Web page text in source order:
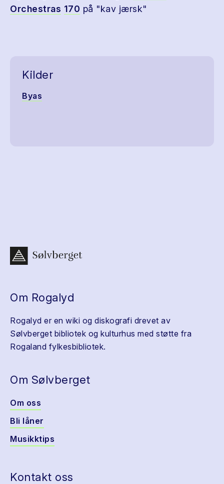
Orchestras 170 på "kav jærsk"
Kilder
Byas
Om Rogalyd
Rogalyd er en wiki og diskografi drevet av
Sølvberget bibliotek og kulturhus med støtte fra
Rogaland fylkesbibliotek.
Om Sølvberget
Om oss
Bli låner
Musikktips
Kontakt oss